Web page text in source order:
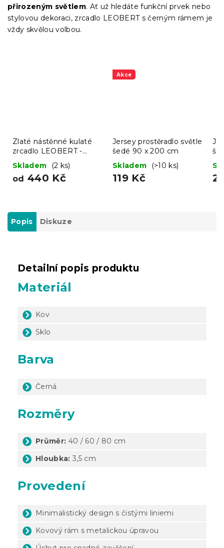
přirozeným světlem. Ať už hledáte funkční prvek nebo
stylovou dekoraci, zrcadlo LEOBERT s černým rámem je
vždy skvělou volbou.
Zlaté nástěnné kulaté
zrcadlo LEOBERT -
různé velikosti
Skladem (2 ks)
od 440 Kč
Akce
Jersey prostěradlo světle
šedé 90 x 200 cm
Skladem
(>10 ks)
119 Kč
Popis Diskuze
Detailní popis produktu
Materiál
Kov
Sklo
Barva
Černá
Rozměry
Průměr: 40 / 60 / 80 cm
Hloubka: 3,5 cm
Provedení
Minimalistický design s čistými liniemi
Kovový rám s metalickou úpravou